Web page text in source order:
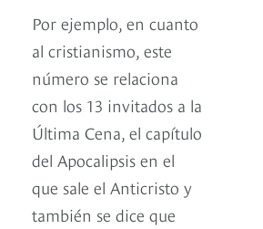
Por ejemplo, en cuanto
al cristianismo, este
número se relaciona
con los 13 invitados a la
Última Cena, el capítulo
del Apocalipsis en el
que sale el Anticristo y
también se dice que